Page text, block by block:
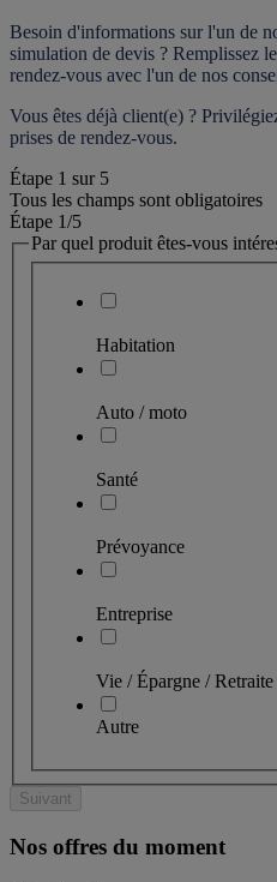
Besoin d'informations sur l'un de
simulation de devis ? Remplissez
rendez-vous avec l'un de nos
Vous êtes déjà client(e) ?
prises de rendez-vous.
Étape 1 sur 5
Tous les champs sont obligatoires
Étape 1/5
Par quel produit êtes-vous
Habitation
Auto / moto
Santé
Prévoyance
Entreprise
Vie / Épargne / Retraite
Autre
Suivant
Nos offres du moment